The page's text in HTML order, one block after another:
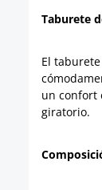
Taburete
El
un confort
giratorio.